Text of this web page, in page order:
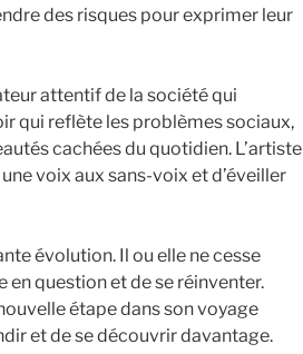
des risques pour exprimer leur
attentif de la société qui
qui reflète les problèmes sociaux,
cachées du quotidien. L’artiste
voix aux sans-voix et d’éveiller
évolution. Il ou elle ne cesse
en question et de se réinventer.
étape dans son voyage
et de se découvrir davantage.